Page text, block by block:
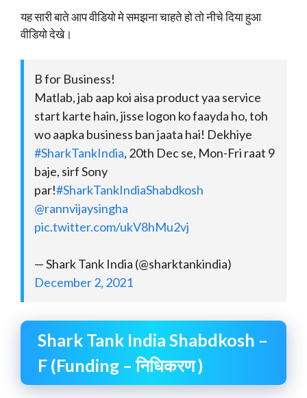
यह सारी बाते आप वीडियो मे समझना चाहते हो तो नीचे दिया हुआ
वीडियो देखे।
B for Business!
Matlab, jab aap koi aisa product yaa service
start karte hain, jisse logon ko faayda ho, toh
wo aapka business ban jaata hai! Dekhiye
#SharkTankIndia, 20th Dec se, Mon-Fri raat 9
baje, sirf Sony
par!#SharkTankIndiaShabdkosh
@rannvijaysingha
pic.twitter.com/ukV8hMu2vj
— Shark Tank India (@sharktankindia)
December 2, 2021
Shark Tank India Shabdkosh –
F (Funding – निधिकरण )